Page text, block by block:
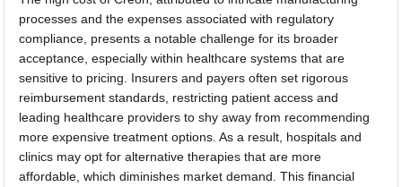
processes and the expenses associated with regulatory
compliance, presents a notable challenge for its broader
acceptance, especially within healthcare systems that are
sensitive to pricing. Insurers and payers often set rigorous
reimbursement standards, restricting patient access and
leading healthcare providers to shy away from recommending
more expensive treatment options. As a result, hospitals and
clinics may opt for alternative therapies that are more
affordable, which diminishes market demand. This financial